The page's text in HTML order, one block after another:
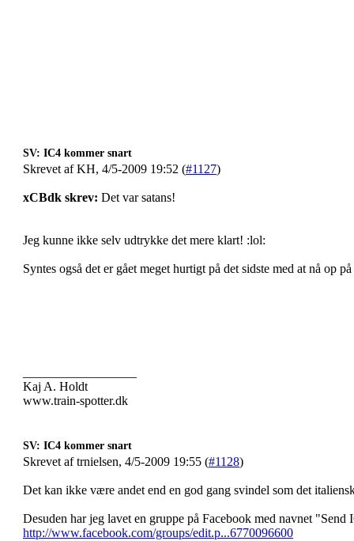
SV: IC4 kommer snart
Skrevet af KH, 4/5-2009 19:52 (#1127)
xCBdk skrev: Det var satans!
Jeg kunne ikke selv udtrykke det mere klart! :lol:
Syntes også det er gået meget hurtigt på det sidste med at nå op
Kaj A. Holdt
www.train-spotter.dk
SV: IC4 kommer snart
Skrevet af trnielsen, 4/5-2009 19:55 (#1128)
Det kan ikke være andet end en god gang svindel som det
Desuden har jeg lavet en gruppe på Facebook med navnet
http://www.facebook.com/groups/edit.p...6770096600